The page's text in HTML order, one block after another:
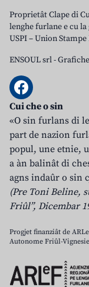
Proprietât Clape di
lenghe furlane e cu
USPI – Union
ENSOUL srl-
Cui che o sin
«O sin furlans di
part de nazion
popul, une etnie,
a àn balinât di
agns indaûr o sin
(Pre Toni Beline,
Friûl”, Dicembar
Progjet finanziât de
Autonome Friûl-